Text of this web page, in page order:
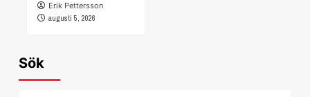
Erik Pettersson
augusti 5, 2026
Sök